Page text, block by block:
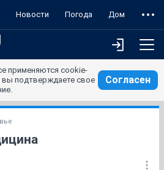
Новости Погода Дом
применяются cookie-
вы подтверждаете свое
Согласен